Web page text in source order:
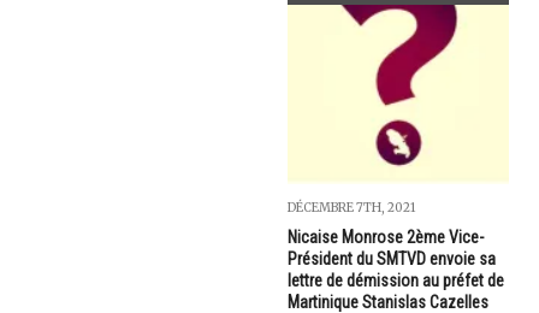
DÉCEMBRE 7TH, 2021
Nicaise Monrose 2ème Vice-
Président du SMTVD envoie sa
lettre de démission au préfet de
Martinique Stanislas Cazelles